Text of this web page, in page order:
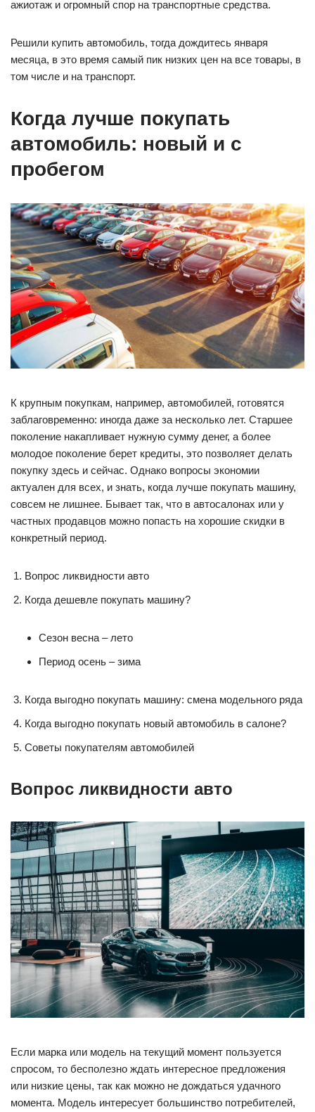
ажиотаж и огромный спор на транспортные средства.
Решили купить автомобиль, тогда дождитесь января
месяца, в это время самый пик низких цен на все товары, в
том числе и на транспорт.
Когда лучше покупать
автомобиль: новый и с
пробегом
К крупным покупкам, например, автомобилей, готовятся
заблаговременно: иногда даже за несколько лет. Старшее
поколение накапливает нужную сумму денег, а более
молодое поколение берет кредиты, это позволяет делать
покупку здесь и сейчас. Однако вопросы экономии
актуален для всех, и знать, когда лучше покупать машину,
совсем не лишнее. Бывает так, что в автосалонах или у
частных продавцов можно попасть на хорошие скидки в
конкретный период.
Вопрос ликвидности авто
Когда дешевле покупать машину?
Сезон весна – лето
Период осень – зима
Когда выгодно покупать машину: смена модельного ряда
Когда выгодно покупать новый автомобиль в салоне?
Советы покупателям автомобилей
Вопрос ликвидности авто
Если марка или модель на текущий момент пользуется
спросом, то бесполезно ждать интересное предложения
или низкие цены, так как можно не дождаться удачного
момента. Модель интересует большинство потребителей,